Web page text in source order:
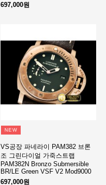
697,000원
NEW
VS공장 파네라이 PAM382 브론
조 그린다이얼 가죽스트랩
PAM382N Bronzo Submersible
BR/LE Green VSF V2 Mod9000
697,000원